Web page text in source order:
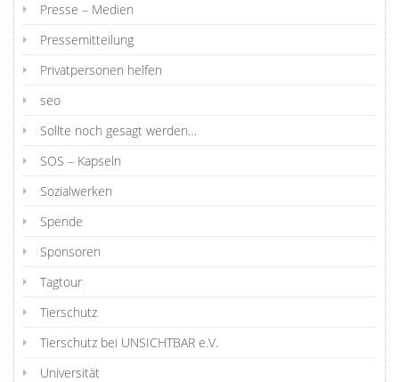
Presse – Medien
Pressemitteilung
Privatpersonen helfen
seo
Sollte noch gesagt werden…
SOS – Kapseln
Sozialwerken
Spende
Sponsoren
Tagtour
Tierschutz
Tierschutz bei UNSICHTBAR e.V.
Universität